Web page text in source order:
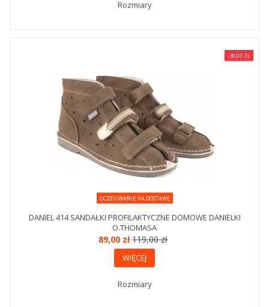
Rozmiary
-30,00 ZŁ
OCZEKIWANIE NA DOSTAWĘ
DANIEL 414 SANDAŁKI PROFILAKTYCZNE DOMOWE DANIELKI
O.THOMASA
89,00 zł119,00 zł
WIĘCEJ
Rozmiary